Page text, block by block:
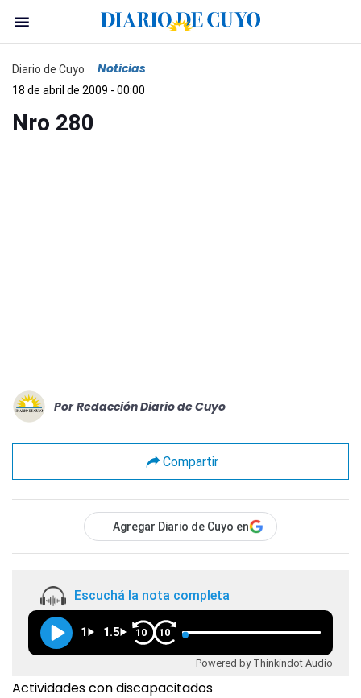
Diario de Cuyo Noticias
18 de abril de 2009 - 00:00
Nro 280
Por Redacción Diario de Cuyo
Compartir
Agregar Diario de Cuyo en
Escuchá la nota completa
1 1.5 10 10
Powered by Thinkindot Audio
Actividades con discapacitados